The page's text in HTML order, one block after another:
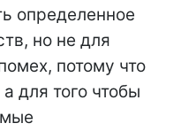
определенное
но не для
потому что
для того чтобы